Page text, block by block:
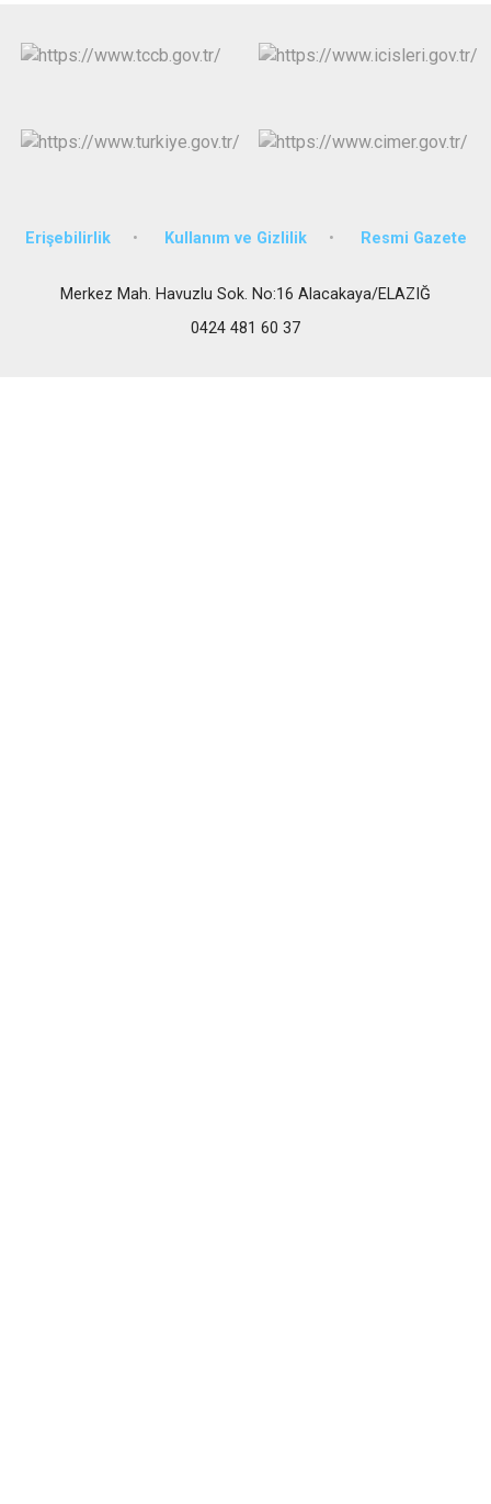
Erişebilirlik Kullanım ve Gizlilik Resmi Gazete
Merkez Mah. Havuzlu Sok. No:16 Alacakaya/ELAZIĞ
0424 481 60 37